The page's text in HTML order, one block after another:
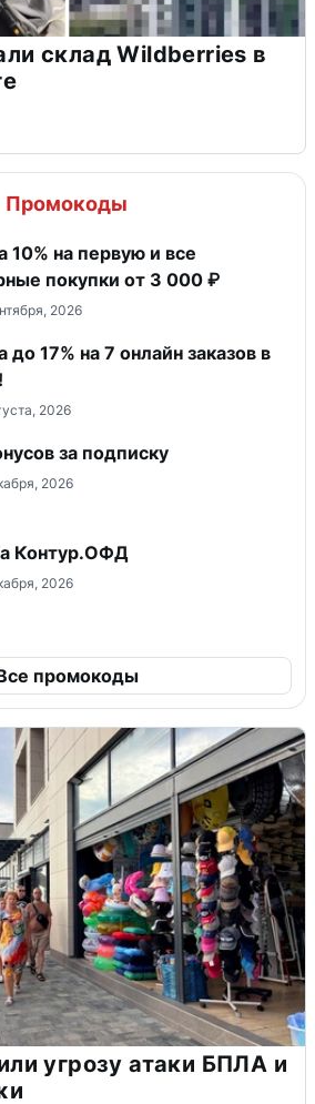
склад Wildberries в
Промокоды
10% на первую и все
покупки от 3 000 ₽
2026
до 17% на 7 онлайн заказов в
2026
за подписку
2026
Контур.ОФД
2026
промокоды
угрозу атаки БПЛА и